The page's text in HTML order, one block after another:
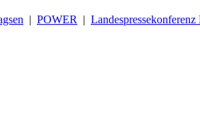
| POWER | Landespressekonferenz